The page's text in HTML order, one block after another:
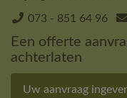
073 - 851 64 96
Een offerte
achterlaten
Uw aanvraag